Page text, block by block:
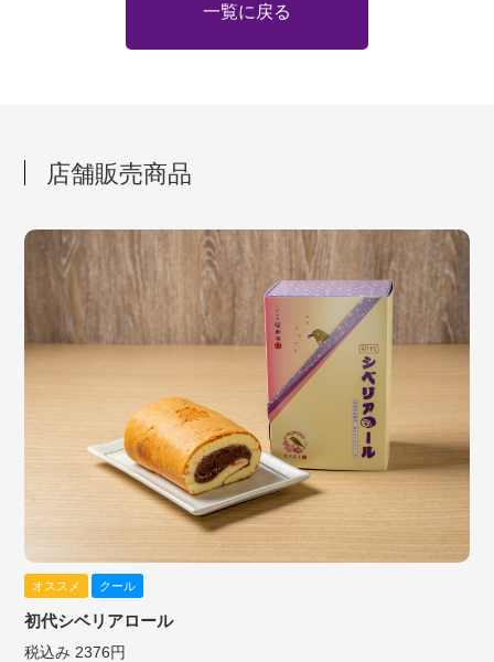
一覧に戻る
店舗販売商品
オススメ クール
初代シベリアロール
税込み 2376円